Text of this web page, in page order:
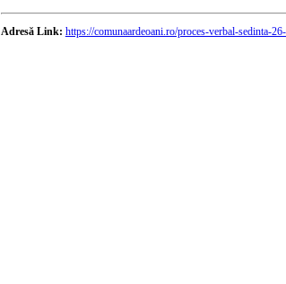
Adresă Link: https://comunaardeoani.ro/proces-verbal-sedinta-